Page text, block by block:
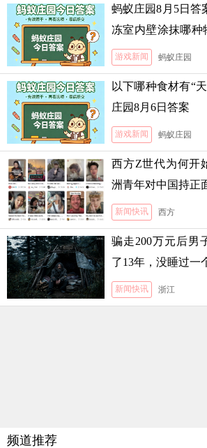
蚂蚁庄园8月5日答
冻室内壁涂抹哪种
霜的难度
游戏新闻 蚂蚁庄园
以下哪种食材有“
庄园8月6日答案
游戏新闻 蚂蚁庄园
西方Z世代为何开
洲青年对中国持正
新闻快讯 西方
骗走200万元后男
了13年，没睡过一
新闻快讯 浙江
频道推荐